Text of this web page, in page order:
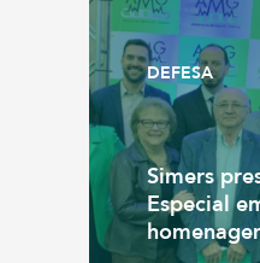
DEFESA
Simers
Especial